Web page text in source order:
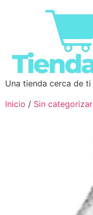
Una tienda cerca de ti
Inicio / Sin categorizar